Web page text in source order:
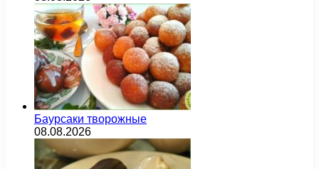
Баурсаки творожные
08.08.2026